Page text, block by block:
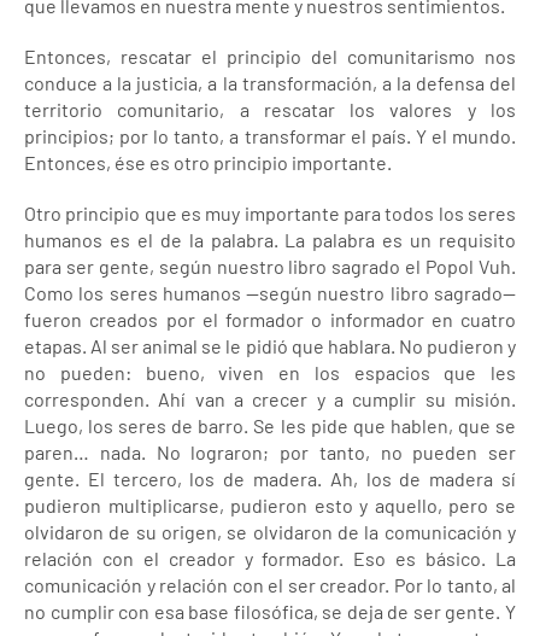
que llevamos en nuestra mente y nuestros sentimientos.
Entonces, rescatar el principio del comunitarismo nos
conduce a la justicia, a la transformación, a la defensa del
territorio comunitario, a rescatar los valores y los
principios; por lo tanto, a transformar el país. Y el mundo.
Entonces, ése es otro principio importante.
Otro principio que es muy importante para todos los seres
humanos es el de la palabra. La palabra es un requisito
para ser gente, según nuestro libro sagrado el Popol Vuh.
Como los seres humanos —según nuestro libro sagrado—
fueron creados por el formador o informador en cuatro
etapas. Al ser animal se le pidió que hablara. No pudieron y
no pueden: bueno, viven en los espacios que les
corresponden. Ahí van a crecer y a cumplir su misión.
Luego, los seres de barro. Se les pide que hablen, que se
paren… nada. No lograron; por tanto, no pueden ser
gente. El tercero, los de madera. Ah, los de madera sí
pudieron multiplicarse, pudieron esto y aquello, pero se
olvidaron de su origen, se olvidaron de la comunicación y
relación con el creador y formador. Eso es básico. La
comunicación y relación con el ser creador. Por lo tanto, al
no cumplir con esa base filosófica, se deja de ser gente. Y